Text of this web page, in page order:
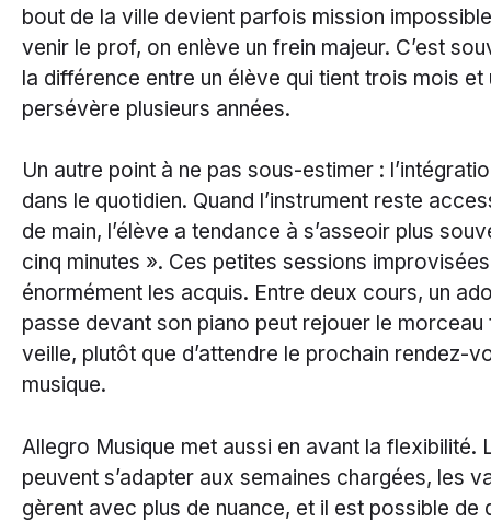
bout de la ville devient parfois mission
venir le prof, on enlève un frein majeur. C’est
la différence entre un élève qui tient trois mois et
persévère plusieurs années.
Un autre point à ne pas sous-estimer :
dans le quotidien. Quand l’instrument reste
de main, l’élève a tendance à s’asseoir plus
cinq minutes ». Ces petites sessions
énormément les acquis. Entre deux cours, un
passe devant son piano peut rejouer le morceau
veille, plutôt que d’attendre le prochain rendez-
musique.
Allegro Musique met aussi en avant la flexibilité.
peuvent s’adapter aux semaines chargées, les
gèrent avec plus de nuance, et il est possible de